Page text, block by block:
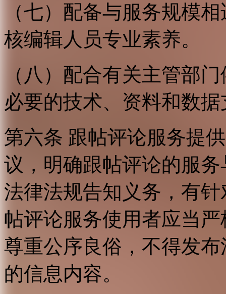
（七）配备与服务规模
核编辑人员专业素养。
（八）配合有关主管部
必要的技术、资料和数
第六条 跟帖评论服务提
议，明确跟帖评论的服
法律法规告知义务，有
帖评论服务使用者应当
尊重公序良俗，不得发
的信息内容。